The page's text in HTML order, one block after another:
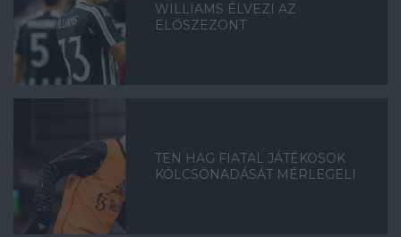
WILLIAMS ÉLVEZI AZ
ELŐSZEZONT
TEN HAG FIATAL JÁTÉKOSOK
KÖLCSÖNADÁSÁT MÉRLEGELI